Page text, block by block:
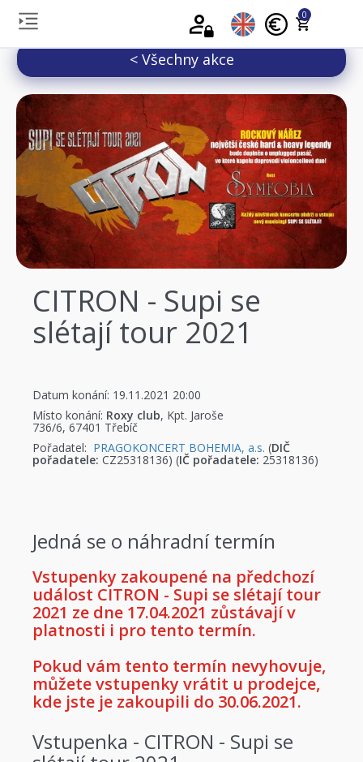
0
< Všechny akce
CITRON - Supi se
slétají tour 2021
Datum konání: 19.11.2021 20:00
Místo konání: Roxy club, Kpt. Jaroše
736/6, 67401 Třebíč
Pořadatel: PRAGOKONCERT BOHEMIA, a.s. (DIČ
pořadatele: CZ25318136) (IČ pořadatele: 25318136)
Jedná se o náhradní termín
Vstupenky zakoupené na předchozí
událost CITRON - Supi se slétají tour
2021 ze dne 17.04.2021 zůstávají v
platnosti i pro tento termín.
Pokud vám tento termín nevyhovuje,
můžete vstupenky vrátit u prodejce,
kde jste je zakoupili do 30.06.2021.
Vstupenka - CITRON - Supi se